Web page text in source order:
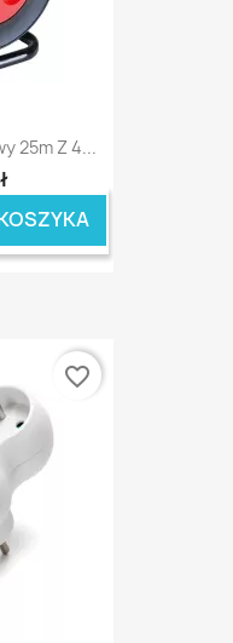
25m Z 4...
favorite_border